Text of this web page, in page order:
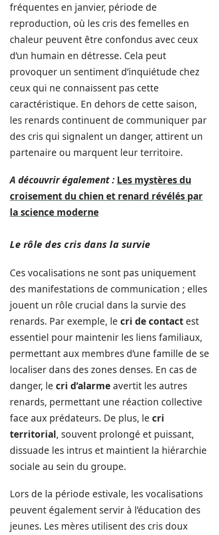
fréquentes en janvier, période de
reproduction, où les cris des femelles en
chaleur peuvent être confondus avec ceux
d’un humain en détresse. Cela peut
provoquer un sentiment d’inquiétude chez
ceux qui ne connaissent pas cette
caractéristique. En dehors de cette saison,
les renards continuent de communiquer par
des cris qui signalent un danger, attirent un
partenaire ou marquent leur territoire.
A découvrir également : Les mystères du
croisement du chien et renard révélés par
la science moderne
Le rôle des cris dans la survie
Ces vocalisations ne sont pas uniquement
des manifestations de communication ; elles
jouent un rôle crucial dans la survie des
renards. Par exemple, le cri de contact est
essentiel pour maintenir les liens familiaux,
permettant aux membres d’une famille de se
localiser dans des zones denses. En cas de
danger, le cri d’alarme avertit les autres
renards, permettant une réaction collective
face aux prédateurs. De plus, le cri
territorial, souvent prolongé et puissant,
dissuade les intrus et maintient la hiérarchie
sociale au sein du groupe.
Lors de la période estivale, les vocalisations
peuvent également servir à l’éducation des
jeunes. Les mères utilisent des cris doux